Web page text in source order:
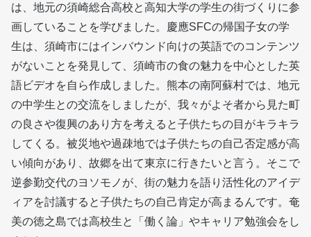
は、地元の須崎総合高校と高知大学の学生の街づくりに参
画していることを学びました。慶應SFCの帰国子女の学
生は、須崎市にはインバウンド向けの英語でのコンテンツ
がないことを発見して、須崎市の食の魅力を中心とした英
語ビデオを自ら作成しました。熊本の南阿蘇村では、地元
の中学生との交流をしましたが、我々がよそ者から見た町
の良さや復興のあり方を考えると子供たちの目がキラキラ
してくる。被災地や過疎地では子供たちの自己否定感が高
い傾向があり、故郷を出て東京に行きたいと言う。そこで
逆参勤交代のヨソモノが、街の魅力を語り活性化のアイデ
ィアを討議すると子供たちの自己肯定が高まるんです。奄
美の徳之島では高校生と「働く論」やキャリア勉強会をし